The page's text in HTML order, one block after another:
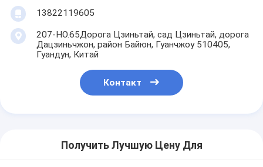
13822119605
207-НО.65Дорога Цзиньтай, сад Цзиньтай, дорога
Дацзиньчжон, район Байюн, Гуанчжоу 510405,
Гуандун, Китай
Контакт
Получить Лучшую Цену Для